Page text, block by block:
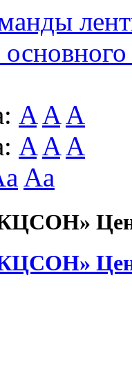
A A A
A A A
Aa